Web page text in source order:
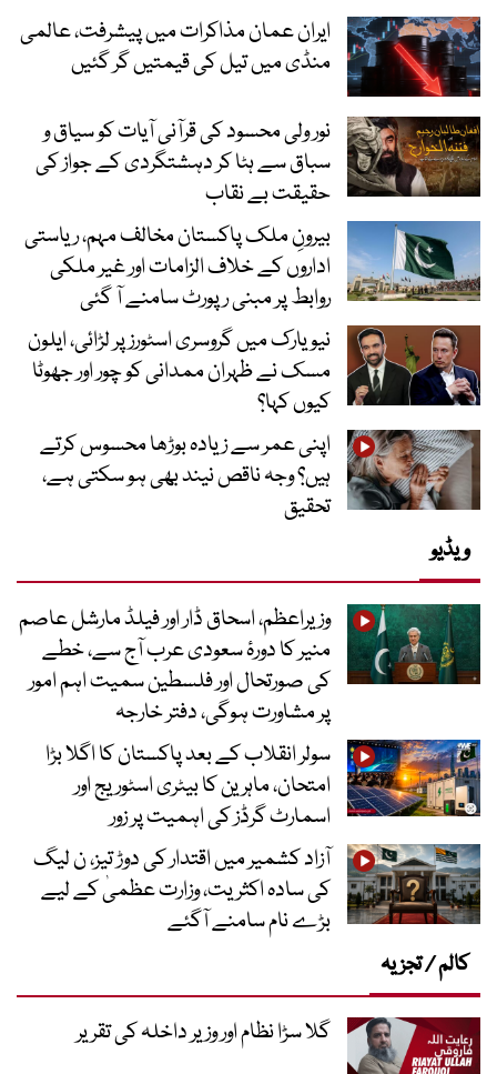
ایران عمان مذاکرات میں پیشرفت، عالمی
منڈی میں تیل کی قیمتیں گر گئیں
نور ولی محسود کی قرآنی آیات کو سیاق و
سباق سے ہٹا کر دہشتگردی کے جواز کی
حقیقت بے نقاب
بیرونِ ملک پاکستان مخالف مہم، ریاستی
اداروں کے خلاف الزامات اور غیر ملکی
روابط پر مبنی رپورٹ سامنے آ گئی
نیویارک میں گروسری اسٹورز پر لڑائی، ایلون
مسک نے ظہران ممدانی کو چور اور جھوٹا
کیوں کہا؟
اپنی عمر سے زیادہ بوڑھا محسوس کرتے
ہیں؟ وجہ ناقص نیند بھی ہو سکتی ہے،
تحقیق
ویڈیو
وزیراعظم، اسحاق ڈار اور فیلڈ مارشل عاصم
منیر کا دورۂ سعودی عرب آج سے، خطے
کی صورتحال اور فلسطین سمیت اہم امور
پر مشاورت ہوگی، دفتر خارجہ
سولر انقلاب کے بعد پاکستان کا اگلا بڑا
امتحان، ماہرین کا بیٹری اسٹوریج اور
اسمارٹ گرڈز کی اہمیت پر زور
آزاد کشمیر میں اقتدار کی دوڑ تیز، ن لیگ
کی سادہ اکثریت، وزارت عظمیٰ کے لیے
بڑے نام سامنے آگئے
کالم / تجزیہ
گلا سڑا نظام اور وزیر داخلہ کی تقریر